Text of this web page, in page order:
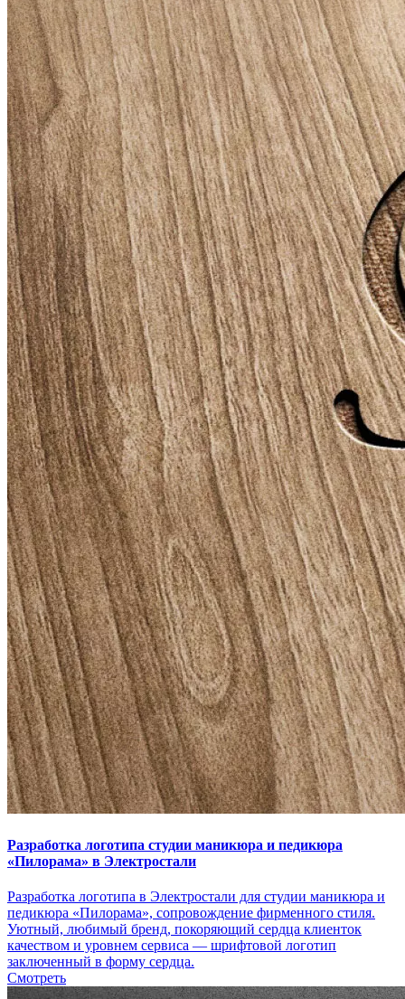
Разработка логотипа студии маникюра и педикюра
«Пилорама» в Электростали
Разработка логотипа в Электростали для студии маникюра и
педикюра «Пилорама», сопровождение фирменного стиля.
Уютный, любимый бренд, покоряющий сердца клиенток
качеством и уровнем сервиса — шрифтовой логотип
заключенный в форму сердца.
Смотреть